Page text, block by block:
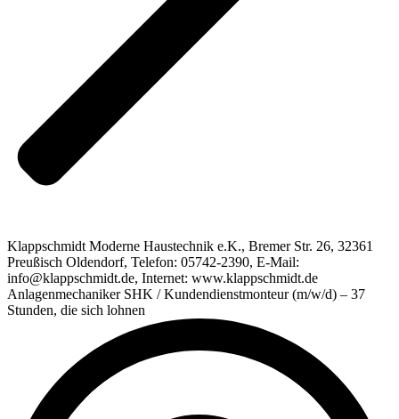
Klappschmidt Moderne Haustechnik e.K., Bremer Str. 26, 32361
Preußisch Oldendorf, Telefon: 05742-2390, E-Mail:
info@klappschmidt.de, Internet: www.klappschmidt.de
Anlagenmechaniker SHK / Kundendienstmonteur (m/w/d) – 37
Stunden, die sich lohnen